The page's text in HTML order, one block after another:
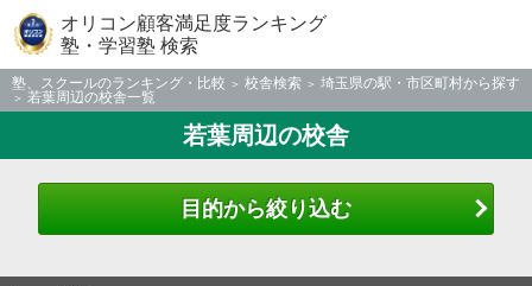
オリコン顧客満足度ランキング
塾・学習塾 検索
塾、スクールのランキング・比較 校舎検索
埼玉県の駅・市区町村から探す
若葉周辺の校舎一覧
若葉周辺の校舎
目的から絞り込む